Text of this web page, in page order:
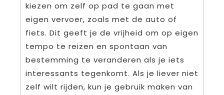
kiezen om zelf op pad te gaan met
eigen vervoer, zoals met de auto of
fiets. Dit geeft je de vrijheid om op eigen
tempo te reizen en spontaan van
bestemming te veranderen als je iets
interessants tegenkomt. Als je liever niet
zelf wilt rijden, kun je gebruik maken van